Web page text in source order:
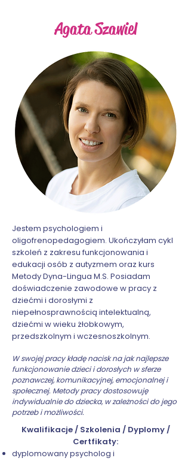
Agata Szawiel
Jestem psychologiem i
oligofrenopedagogiem. Ukończyłam cykl
szkoleń z zakresu funkcjonowania i
edukacji osób z autyzmem oraz kurs
Metody Dyna-Lingua M.S. Posiadam
doświadczenie zawodowe w pracy z
dziećmi i dorosłymi z
niepełnosprawnością intelektualną,
dziećmi w wieku żłobkowym,
przedszkolnym i wczesnoszkolnym.
W swojej pracy kładę nacisk na jak najlepsze
funkcjonowanie dzieci i dorosłych w sferze
poznawczej, komunikacyjnej, emocjonalnej i
społecznej. Metody pracy dostosowuję
indywidualnie do dziecka, w zależności do jego
potrzeb i możliwości.
Kwalifikacje / Szkolenia / Dyplomy /
Certfikaty:
dyplomowany psycholog i